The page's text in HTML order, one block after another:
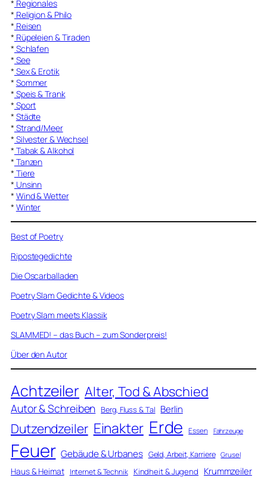
* Regionales
* Religion & Philo
* Reisen
* Rüpeleien & Tiraden
* Schlafen
* See
* Sex & Erotik
* Sommer
* Speis & Trank
* Sport
* Städte
* Strand/Meer
* Silvester & Wechsel
* Tabak & Alkohol
* Tanzen
* Tiere
* Unsinn
* Wind & Wetter
* Winter
Best of Poetry
Ripostegedichte
Die Oscarballaden
Poetry Slam Gedichte & Videos
Poetry Slam meets Klassik
SLAMMED! – das Buch – zum Sonderpreis!
Über den Autor
Achtzeiler Alter, Tod & Abschied
Autor & Schreiben Berg, Fluss & Tal Berlin
Dutzendzeiler Einakter Erde Essen Fahrzeuge
Feuer Gebäude & Urbanes Geld, Arbeit, Karriere Grusel
Haus & Heimat Internet & Technik Kindheit & Jugend Krummzeiler